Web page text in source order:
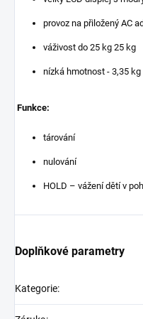
provoz na přiložený AC
váživost do 25 kg 25 kg
nízká hmotnost - 3,35 kg
Funkce:
tárování
nulování
HOLD – vážení dětí v
Doplňkové parametry
Kategorie: